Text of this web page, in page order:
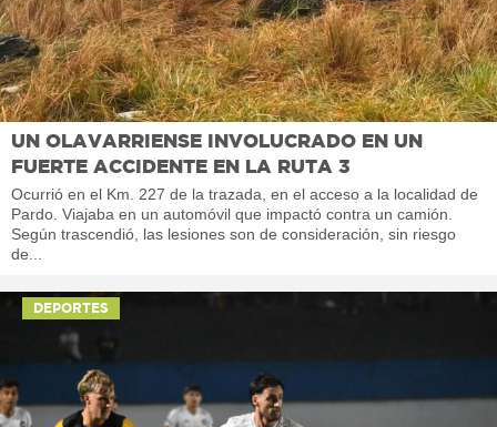
UN OLAVARRIENSE INVOLUCRADO EN UN
FUERTE ACCIDENTE EN LA RUTA 3
Ocurrió en el Km. 227 de la trazada, en el acceso a la localidad de
Pardo. Viajaba en un automóvil que impactó contra un camión.
Según trascendió, las lesiones son de consideración, sin riesgo
de...
DEPORTES